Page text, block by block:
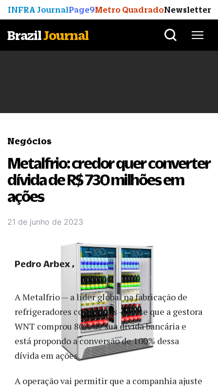
INFRA JournalPage9Metro QuadradoNewsletter
BrazilJournal
Negócios
Metalfrio: credor quer converter
dívida de R$ 730 milhões em
ações
21 de junho de 2023
A Metalfrio — a líder global na fabricação de
refrigeradores comerciais — disse que a gestora
WNT comprou 80% de sua dívida bancária e
está propondo a conversão de 100% dessa
dívida em ações.
A operação vai permitir que a companhia ajuste
Pedro Arbex